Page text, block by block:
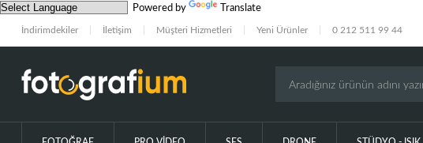
Powered by Translate
İndirimdekiler İletişim Müşteri Hizmetleri Yeni Ürünler 0 212 511 99 44